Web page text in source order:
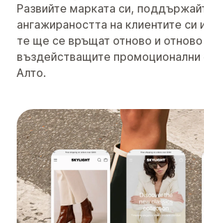
Развийте марката си,
ангажираността на клиентите си
те ще се връщат отново и
въздействащите промоционални
Алто.